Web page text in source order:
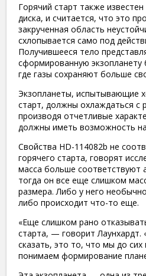
Горячий старт также
диска, и считается, что это
закрученная область
схлопывается само под
Получившееся тело
сформированную экзопланету
где газы сохраняют больше
Экзопланеты, испытывающие
старт, должны охлаждаться с
производя отчетливые
должны иметь возможность
Свойства HD-114082b не
горячего старта, говорят
масса больше соответствуют
тогда он все еще слишком
размера. Либо у него
либо происходит что-то еще.
«Еще слишком рано
старта, — говорит
сказать, это то, что мы до
понимаем формирование